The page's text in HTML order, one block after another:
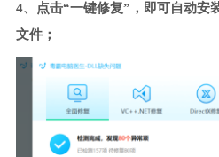
4、点击“一键修复”，即可自动安
文件；